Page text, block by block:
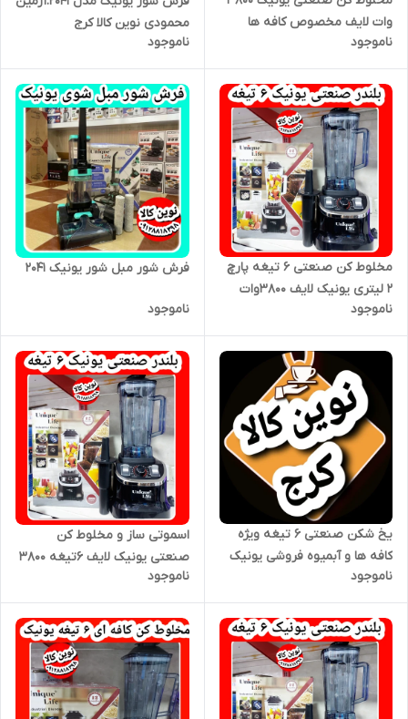
وات لایف مخصوص کافه ها
ناموجود
محمودی نوین کالا کرج
ناموجود
مخلوط کن صنعتی ۶ تیغه پارچ
۲ لیتری یونیک لایف ۳۸۰۰وات
ناموجود
فرش شور مبل شور یونیک 2041
ناموجود
یخ شکن صنعتی ۶ تیغه ویژه
کافه ها و آبمیوه فروشی یونیک
لایف۳۸۰۰ وات
ناموجود
اسموتی ساز و مخلوط کن
صنعتی یونیک لایف ۶تیغه ۳۸۰۰
وات موتورمس
ناموجود